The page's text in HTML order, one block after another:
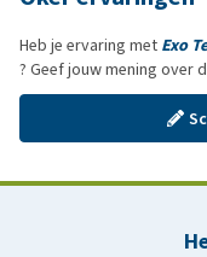
Heb je ervaring met Exo
? Geef jouw mening over